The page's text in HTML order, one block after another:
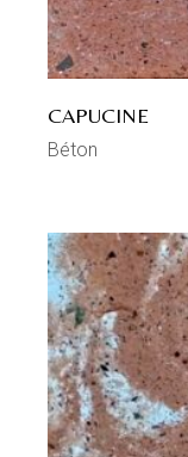
CAPUCINE
Béton